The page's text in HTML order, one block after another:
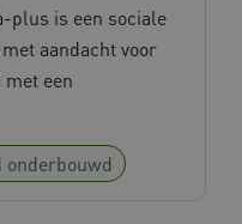
plus is een sociale
aandacht voor
een
onderbouwd